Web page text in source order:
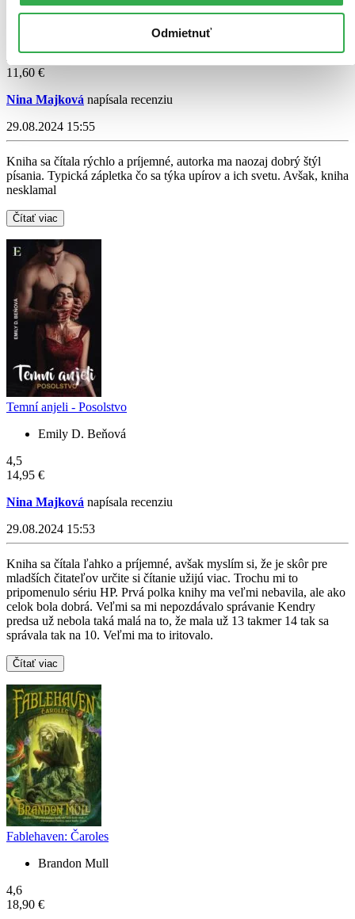
Odmietnuť
Budem iná
4,6
11,60 €
Nina Majková napísala recenziu
29.08.2024 15:55
Kniha sa čítala rýchlo a príjemné, autorka ma naozaj dobrý štýl
písania. Typická zápletka čo sa týka upírov a ich svetu. Avšak, kniha
nesklamal
Čítať viac
Temní anjeli - Posolstvo
Emily D. Beňová
4,5
14,95 €
Nina Majková napísala recenziu
29.08.2024 15:53
Kniha sa čítala ľahko a príjemné, avšak myslím si, že je skôr pre
mladších čitateľov určite si čítanie užijú viac. Trochu mi to
pripomenulo sériu HP. Prvá polka knihy ma veľmi nebavila, ale ako
celok bola dobrá. Veľmi sa mi nepozdávalo správanie Kendry
predsa už nebola taká malá na to, že mala už 13 takmer 14 tak sa
správala tak na 10. Veľmi ma to iritovalo.
Čítať viac
Fablehaven: Čaroles
Brandon Mull
4,6
18,90 €